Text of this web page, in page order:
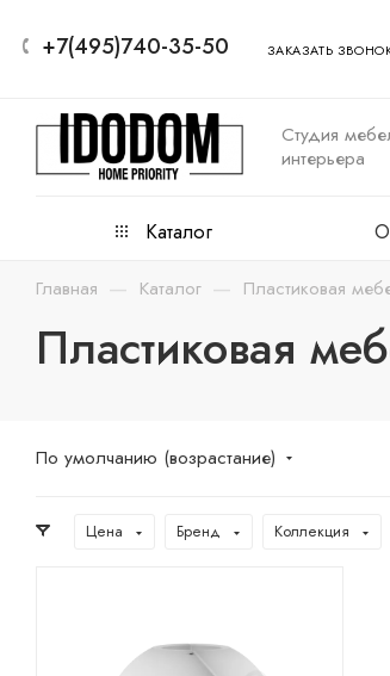
+7(495)740-35-50 ЗАКАЗАТЬ
Студия
интерьера
Каталог
Главная — Каталог — Пластиковая
Пластиковая
По умолчанию (возрастание)
Цена Бренд Коллекция